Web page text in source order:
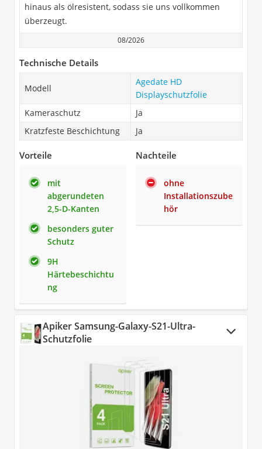
hinaus als ölresistent, sodass sie uns vollkommen
überzeugt.
08/2026
Technische Details
Modell
Agedate HD
Displayschutzfolie
Kameraschutz
Ja
Kratzfeste Beschichtung
Ja
Vorteile
mit
abgerundeten
2,5-D-Kanten
besonders guter
Schutz
9H
Härtebeschichtu
ng
Nachteile
ohne
Installationszube
hör
Apiker Samsung-Galaxy-S21-Ultra-
Schutzfolie